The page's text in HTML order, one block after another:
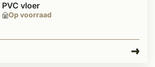
Op voorraad
PVC vloer